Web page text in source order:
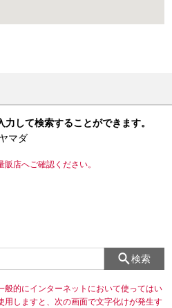
して検索することができます。
マダ
店へご確認ください。
検索
般的にインターネットにおいて使ってはい
用しますと、次の画面で文字化けが発生す